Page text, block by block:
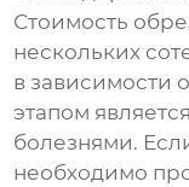
Стоимость
нескольких
в зависимости
этапом
болезнями.
необходимо